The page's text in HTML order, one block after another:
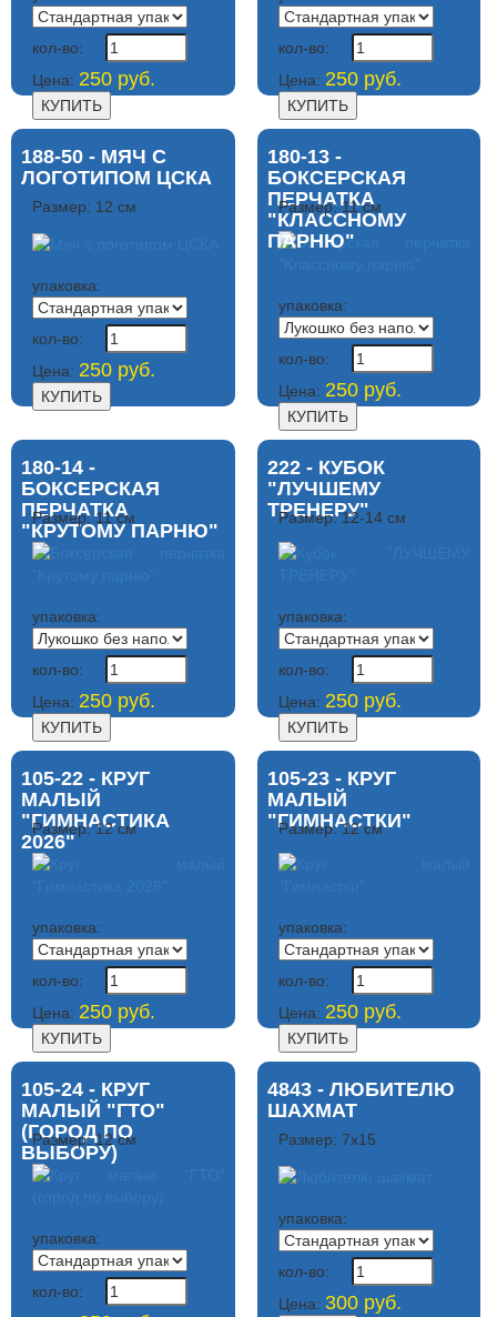
кол-во:
Цена: 250 руб.
кол-во:
Цена: 250 руб.
188-50 - МЯЧ С
ЛОГОТИПОМ ЦСКА
Размер: 12 см
упаковка:
кол-во:
Цена: 250 руб.
180-13 -
БОКСЕРСКАЯ
ПЕРЧАТКА
"КЛАССНОМУ
ПАРНЮ"
Размер: 11 см
упаковка:
кол-во:
Цена: 250 руб.
180-14 -
БОКСЕРСКАЯ
ПЕРЧАТКА
"КРУТОМУ ПАРНЮ"
Размер: 11 см
упаковка:
кол-во:
Цена: 250 руб.
222 - КУБОК
"ЛУЧШЕМУ
ТРЕНЕРУ"
Размер: 12-14 см
упаковка:
кол-во:
Цена: 250 руб.
105-22 - КРУГ
МАЛЫЙ
"ГИМНАСТИКА
2026"
Размер: 12 см
упаковка:
кол-во:
Цена: 250 руб.
105-23 - КРУГ
МАЛЫЙ
"ГИМНАСТКИ"
Размер: 12 см
упаковка:
кол-во:
Цена: 250 руб.
105-24 - КРУГ
МАЛЫЙ "ГТО"
(ГОРОД ПО
ВЫБОРУ)
Размер: 12 см
упаковка:
кол-во:
4843 - ЛЮБИТЕЛЮ
ШАХМАТ
Размер: 7х15
упаковка:
кол-во:
Цена: 300 руб.